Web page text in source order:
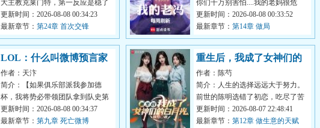
大主教克莱门特，第一反应是稳了
圣职在身，权柄在手，这波直接躺
赢到老。...
更新时间：2026-08-08 00:34:23
最新章节： 第24章 首次交锋
你们千万别害怕....我的老妈很危
险，她每周都会刷新！”“这一周是
【凡...
更新时间：2026-08-08 00:33:52
最新章节： 第14章 做局
LOL：什么叫微博预言家
啊！
作者：天汴
简介：【如果俱乐部派我参加德
杯，我将势必带领团队拿到队史第
一座冠军奖杯。】【春季赛开始，
我们会让所...
更新时间：2026-08-08 00:34:37
最新章节： 第九章 死亡微博
重生后，我成了女神们的
白月光
作者：陈芍
简介：人生的选择远远大于努力。
前世的陈明选错了初恋，吃尽了苦
头。回到年高考后的夏天，他果断
跟前世初...
更新时间：2026-08-07 22:48:41
最新章节： 第12章 做生意的天赋